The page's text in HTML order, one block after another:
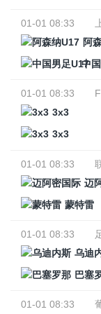
01-01 08:33
阿森纳
中
01-01 08:33
3x3
3x3
01-01 08:33
迈阿密
蒙特雷
01-01 08:33
乌迪
巴塞
01-01 08:33